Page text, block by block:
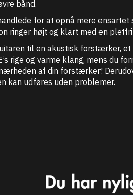
bånd.
for at opnå mere
ringer højt og klart med en
til en akustisk forstærker,
rige og varme klang, mens du
af din forstærker!
kan udføres uden problemer.